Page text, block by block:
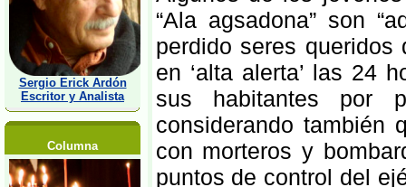
Sergio Erick Ardón
Escritor y Analista
Columna
“Ala agsadona” son
perdido seres
en ‘alta alerta’ las 24
sus habitantes por
considerando también
con morteros y
puntos de control del